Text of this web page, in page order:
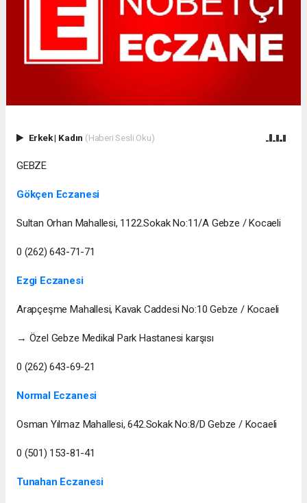
Erkek| Kadın (Haberi Sesli Oku)
GEBZE
Gökçen Eczanesi
Sultan Orhan Mahallesi, 1122.Sokak No:11/A Gebze / Kocaeli
0 (262) 643-71-71
Ezgi Eczanesi
Arapçeşme Mahallesi, Kavak Caddesi No:10 Gebze / Kocaeli
→ Özel Gebze Medikal Park Hastanesi karşısı
0 (262) 643-69-21
Normal Eczanesi
Osman Yılmaz Mahallesi, 642.Sokak No:8/D Gebze / Kocaeli
0 (501) 153-81-41
Tunahan Eczanesi